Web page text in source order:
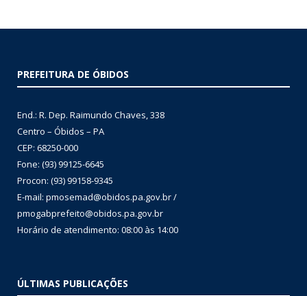
PREFEITURA DE ÓBIDOS
End.: R. Dep. Raimundo Chaves, 338
Centro – Óbidos – PA
CEP: 68250-000
Fone: (93) 99125-6645
Procon: (93) 99158-9345
E-mail: pmosemad@obidos.pa.gov.br /
pmogabprefeito@obidos.pa.gov.br
Horário de atendimento: 08:00 às 14:00
ÚLTIMAS PUBLICAÇÕES